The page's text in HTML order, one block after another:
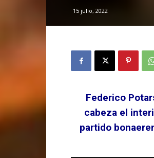
15 julio, 2022
Federico
cabeza el
partido